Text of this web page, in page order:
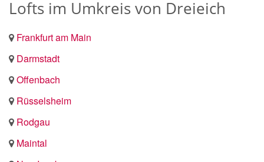
Lofts im Umkreis von Dreieich
Frankfurt am Main
Darmstadt
Offenbach
Rüsselsheim
Rodgau
Maintal